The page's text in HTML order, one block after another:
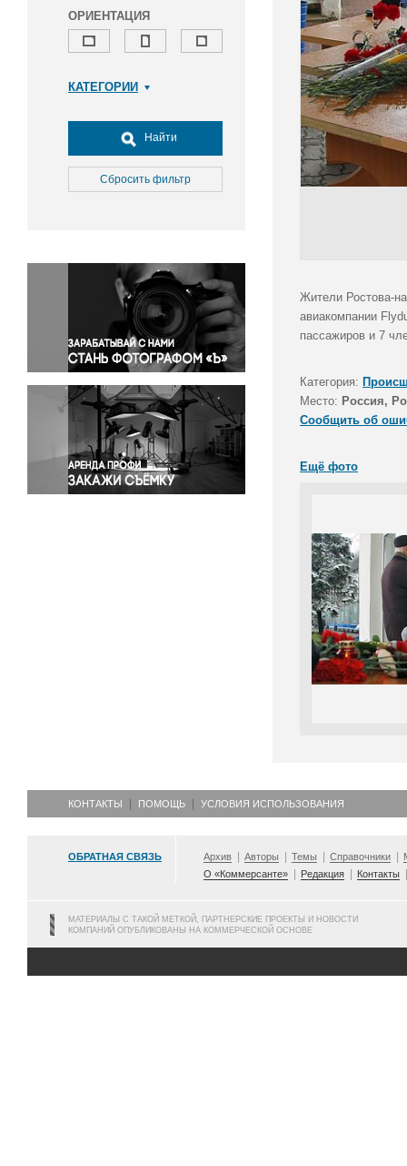
ОРИЕНТАЦИЯ
КАТЕГОРИИ
Досуг, туризм и отдых
Культура
Медицина
Окружающая среда
Политика
Правосудие
Происшествия и конфликты
Религия
Светская жизнь
Спорт
Экология
Экономика и бизнес
Найти
Сбросить фильтр
Жители Ростова-
авиакомпании
пассажиров и 7
Категория:
Место: Россия,
Сообщить об
Ещё фото
КОНТАКТЫ ПОМОЩЬ УСЛОВИЯ ИСПОЛЬЗОВАНИЯ
ОБРАТНАЯ СВЯЗЬ Архив Авторы Темы Справочники
О «Коммерсанте»
Редакция Контакты
МАТЕРИАЛЫ С ТАКОЙ МЕТКОЙ, ПАРТНЕРСКИЕ ПРОЕКТЫ И НОВОСТИ
КОМПАНИЙ ОПУБЛИКОВАНЫ НА КОММЕРЧЕСКОЙ ОСНОВЕ